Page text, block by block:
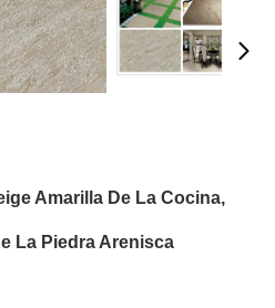
Amarilla De La Cocina,
La Piedra Arenisca